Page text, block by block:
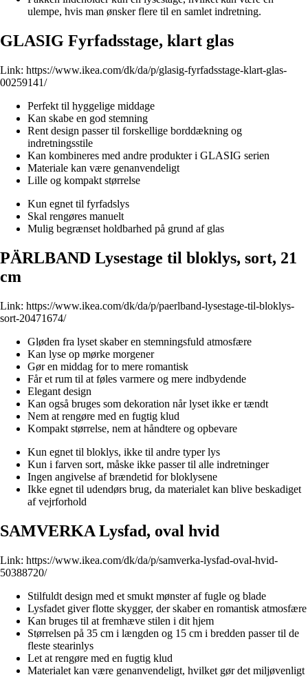
ulempe, hvis man ønsker flere til en samlet indretning.
GLASIG Fyrfadsstage, klart glas
Link: https://www.ikea.com/dk/da/p/glasig-fyrfadsstage-klart-glas-
00259141/
Perfekt til hyggelige middage
Kan skabe en god stemning
Rent design passer til forskellige borddækning og
indretningsstile
Kan kombineres med andre produkter i GLASIG serien
Materiale kan være genanvendeligt
Lille og kompakt størrelse
Kun egnet til fyrfadslys
Skal rengøres manuelt
Mulig begrænset holdbarhed på grund af glas
PÄRLBAND Lysestage til bloklys, sort, 21
cm
Link: https://www.ikea.com/dk/da/p/paerlband-lysestage-til-bloklys-
sort-20471674/
Gløden fra lyset skaber en stemningsfuld atmosfære
Kan lyse op mørke morgener
Gør en middag for to mere romantisk
Får et rum til at føles varmere og mere indbydende
Elegant design
Kan også bruges som dekoration når lyset ikke er tændt
Nem at rengøre med en fugtig klud
Kompakt størrelse, nem at håndtere og opbevare
Kun egnet til bloklys, ikke til andre typer lys
Kun i farven sort, måske ikke passer til alle indretninger
Ingen angivelse af brændetid for bloklysene
Ikke egnet til udendørs brug, da materialet kan blive beskadiget
af vejrforhold
SAMVERKA Lysfad, oval hvid
Link: https://www.ikea.com/dk/da/p/samverka-lysfad-oval-hvid-
50388720/
Stilfuldt design med et smukt mønster af fugle og blade
Lysfadet giver flotte skygger, der skaber en romantisk atmosfære
Kan bruges til at fremhæve stilen i dit hjem
Størrelsen på 35 cm i længden og 15 cm i bredden passer til de
fleste stearinlys
Let at rengøre med en fugtig klud
Materialet kan være genanvendeligt, hvilket gør det miljøvenligt